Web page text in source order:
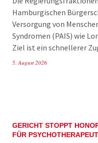
Hamburgischen
Versorgung von
Syndromen (PAIS) wie
Ziel ist ein schnellerer
5. August 2026
GERICHT STOPPT
FÜR